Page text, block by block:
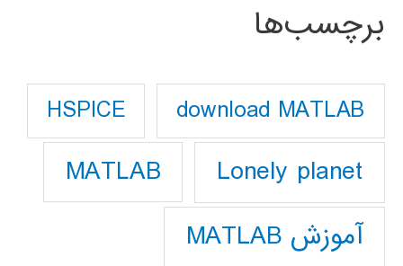
برچسب‌ها
download MATLAB
HSPICE
Lonely planet
MATLAB
آموزش MATLAB